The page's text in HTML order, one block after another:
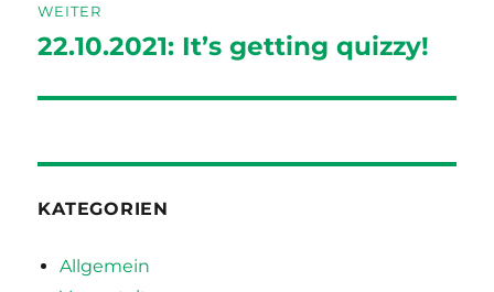
WEITER
Nächster
22.10.2021: It’s getting quizzy!
KATEGORIEN
Allgemein